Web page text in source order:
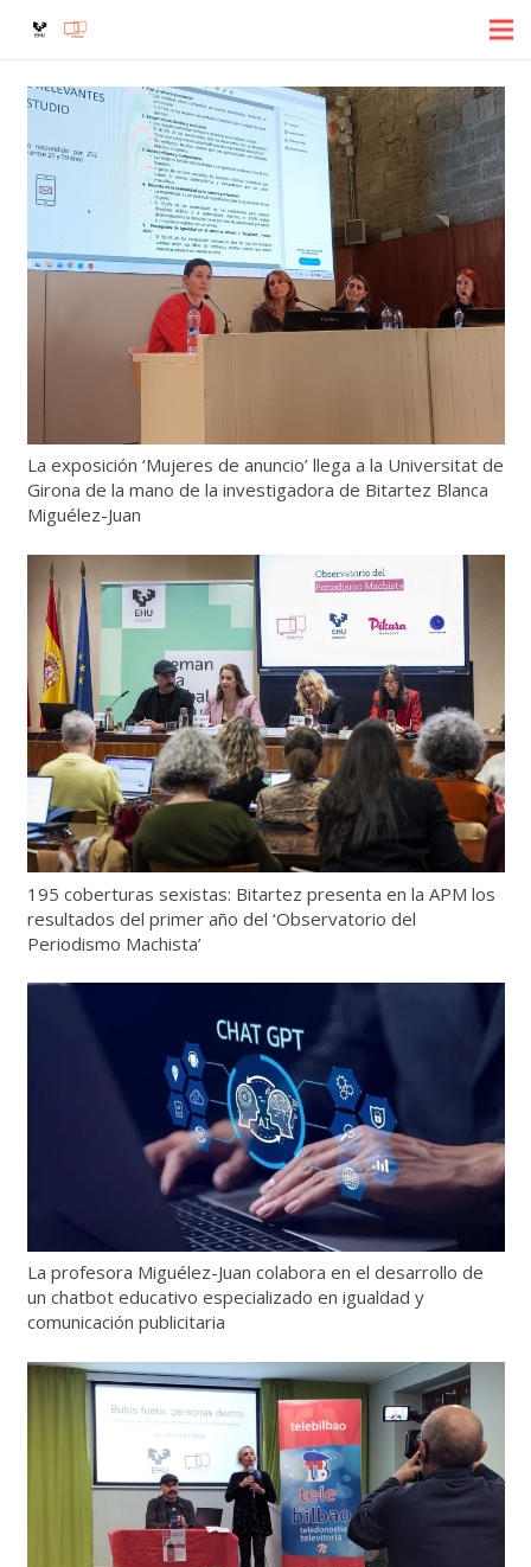
La exposición ‘Mujeres de anuncio’ llega a la Universitat de
Girona de la mano de la investigadora de Bitartez Blanca
Miguélez-Juan
195 coberturas sexistas: Bitartez presenta en la APM los
resultados del primer año del ‘Observatorio del
Periodismo Machista’
La profesora Miguélez-Juan colabora en el desarrollo de
un chatbot educativo especializado en igualdad y
comunicación publicitaria